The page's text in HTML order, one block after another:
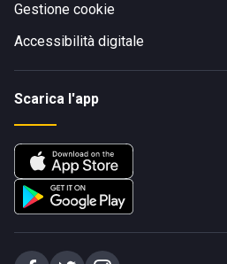
Gestione cookie
Accessibilità digitale
Scarica l'app